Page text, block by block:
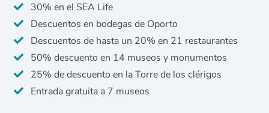
30% en el SEA Life
Descuentos en bodegas de Oporto
Descuentos de hasta un 20% en 21 restaurantes
50% descuento en 14 museos y monumentos
25% de descuento en la Torre de los clérigos
Entrada gratuita a 7 museos